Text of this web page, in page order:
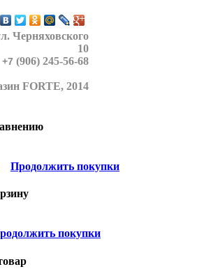
Черняховского
10
+7 (906) 245-56-68
FORTE, 2014
Продолжить покупки
покупки